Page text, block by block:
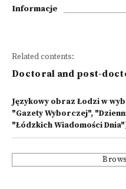
Informacje
Related contents:
Doctoral and post-
Językowy obraz Łodzi w
"Gazety Wyborczej",
"Łódzkich Wiadomości